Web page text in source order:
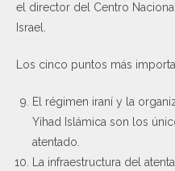
el director del Centro
Israel.
Los cinco puntos más
El régimen iraní y la
Yihad Islámica son los
atentado.
La infraestructura del